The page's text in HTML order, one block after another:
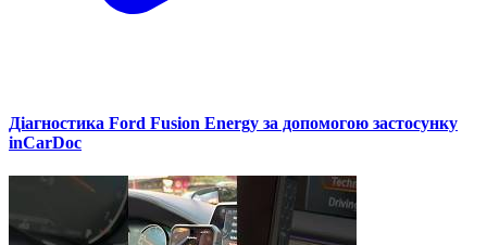
Діагностика Ford Fusion Energy за допомогою застосунку
inCarDoc